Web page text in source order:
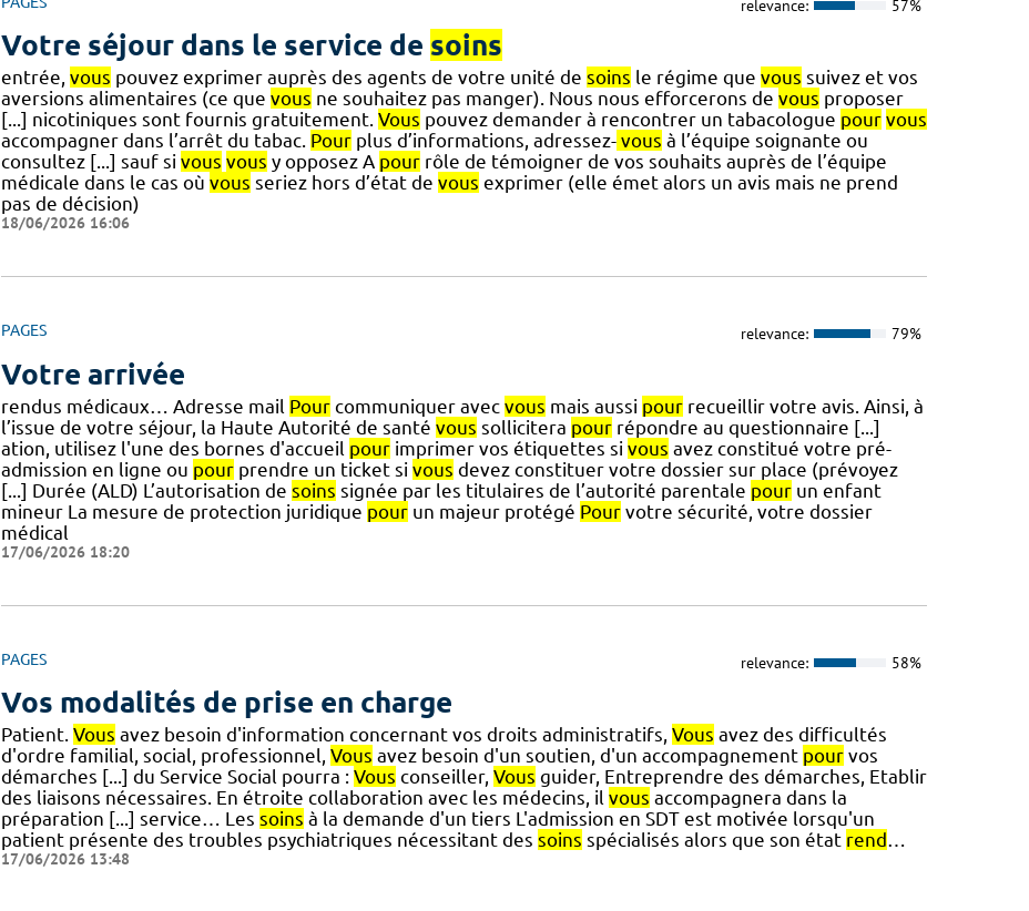
relevance: 57%
Votre séjour dans le service de soins
entrée, vous pouvez exprimer auprès des agents de votre unité de soins le régime que vous suivez et vos
aversions alimentaires (ce que vous ne souhaitez pas manger). Nous nous efforcerons de vous proposer
[...] nicotiniques sont fournis gratuitement. Vous pouvez demander à rencontrer un tabacologue pour vous
accompagner dans l’arrêt du tabac. Pourplus d’informations, adressez- vous à l’équipe soignante ou
consultez [...] sauf si vous vous y opposez A pourrôle de témoigner de vos souhaits auprès de l’équipe
médicale dans le cas où vous seriez hors d’état de vous exprimer (elle émet alors un avis mais ne prend
pas de décision)
18/06/2026 16:06
PAGES relevance: 79%
Votre arrivée
rendus médicaux… Adresse mail Pourcommuniquer avec vous mais aussi pourrecueillir votre avis. Ainsi, à
l’issue de votre séjour, la Haute Autorité de santé vous sollicitera pourrépondre au questionnaire [...]
ation, utilisez l'une des bornes d'accueil pourimprimer vos étiquettes si vous avez constitué votre pré-
admission en ligne ou pourprendre un ticket si vous devez constituer votre dossier sur place (prévoyez
[...] Durée (ALD) L’autorisation de soins signée par les titulaires de l’autorité parentale pourun enfant
mineur La mesure de protection juridique pourun majeur protégé Pourvotre sécurité, votre dossier
médical
17/06/2026 18:20
PAGES relevance: 58%
Vos modalités de prise en charge
Patient. Vous avez besoin d'information concernant vos droits administratifs, Vous avez des difficultés
d'ordre familial, social, professionnel, Vous avez besoin d'un soutien, d'un accompagnement pourvos
démarches [...] du Service Social pourra : Vous conseiller, Vous guider, Entreprendre des démarches, Etablir
des liaisons nécessaires. En étroite collaboration avec les médecins, il vous accompagnera dans la
préparation [...] service… Les soins à la demande d'un tiers L'admission en SDT est motivée lorsqu'un
patient présente des troubles psychiatriques nécessitant des soins spécialisés alors que son état rend…
17/06/2026 13:48